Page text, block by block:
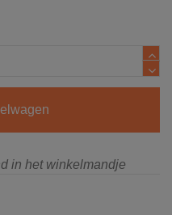
in het winkelmandje